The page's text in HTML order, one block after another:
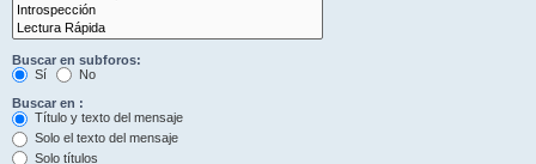
Buscar en subforos:
Sí
No
Buscar en :
Título y texto del mensaje
Solo el texto del mensaje
Solo títulos